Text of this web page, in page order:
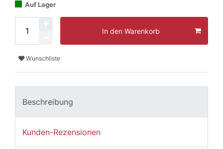
Auf Lager
In den Warenkorb
Wunschliste
Beschreibung
Kunden-Rezensionen